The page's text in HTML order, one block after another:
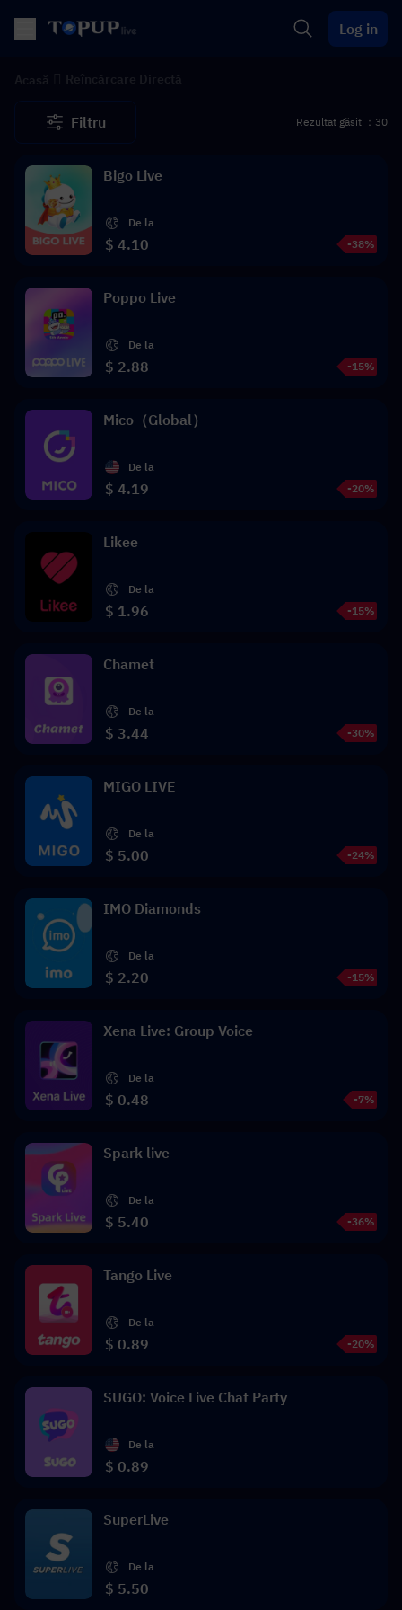
Log in
Filtru Rezultat găsit ：30
Bigo Live
De la
$ 4.10 -38%
Poppo Live
De la
$ 2.88 -15%
Mico（Global）
De la
$ 4.19 -20%
Likee
De la
$ 1.96 -15%
Chamet
De la
$ 3.44 -30%
MIGO LIVE
De la
$ 5.00 -24%
IMO Diamonds
De la
$ 2.20 -15%
Xena Live: Group Voice
De la
$ 0.48 -7%
Spark live
De la
$ 5.40 -36%
Tango Live
De la
$ 0.89 -20%
SUGO: Voice Live Chat Party
De la
$ 0.89
SuperLive
De la
$ 5.50